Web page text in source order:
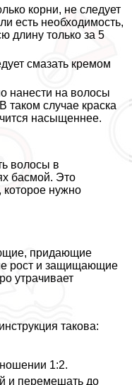
корни, не следует
есть необходимость,
длину только за 5
смазать кремом
нанести на волосы
таком случае краска
насыщеннее.
волосы в
басмой. Это
которое нужно
придающие
рост и защищающие
утрачивает
такова:
1:2.
и перемешать до